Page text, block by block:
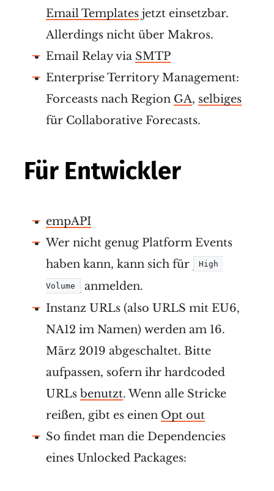
Email Templates jetzt einsetzbar.
Allerdings nicht über Makros.
Email Relay via SMTP
Enterprise Territory Management:
Forceasts nach Region GA, selbiges
für Collaborative Forecasts.
Für Entwickler
empAPI
Wer nicht genug Platform Events
haben kann, kann sich für
High
Volume
anmelden.
Instanz URLs (also URLS mit EU6,
NA12 im Namen) werden am 16.
März 2019 abgeschaltet. Bitte
aufpassen, sofern ihr hardcoded
URLs benutzt. Wenn alle Stricke
reißen, gibt es einen Opt out
So findet man die Dependencies
eines Unlocked Packages: